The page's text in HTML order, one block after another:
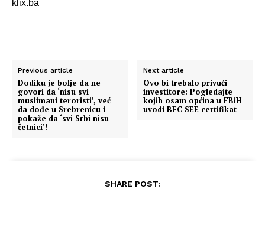
klix.ba
Previous article
Dodiku je bolje da ne
govori da ‘nisu svi
muslimani teroristi’, već
da dođe u Srebrenicu i
pokaže da ‘svi Srbi nisu
četnici’!
Next article
Ovo bi trebalo privući
investitore: Pogledajte
kojih osam općina u FBiH
uvodi BFC SEE certifikat
SHARE POST: